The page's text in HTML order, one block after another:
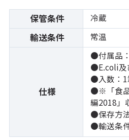
保管条件 冷蔵
輸送条件 常温
仕様
●付属品
●E.coli及
●入数：1
●※「食
編2018」
●保存方
●輸送条